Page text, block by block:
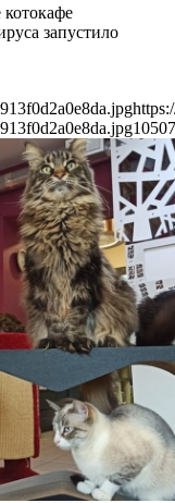
котокафе
запустило
1050